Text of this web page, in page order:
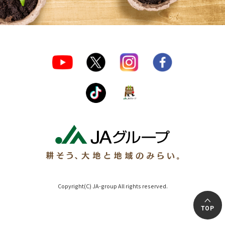
Copyright(C) JA-group All rights reserved.
TOP